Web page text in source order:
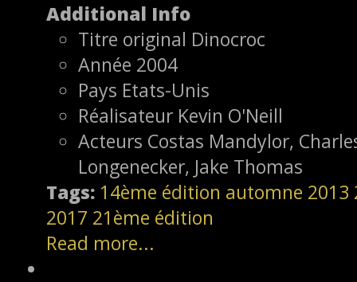
Additional Info
Titre original Dinocroc
Année 2004
Pays Etats-Unis
Réalisateur Kevin O'Neill
Acteurs Costas Mandylor,
Longenecker, Jake Thomas
Tags: 14ème édition automne 2013
2017 21ème édition
Read more...